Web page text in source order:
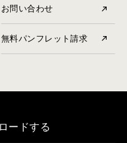
お問い合わせ
無料パンフレット請求
ードする